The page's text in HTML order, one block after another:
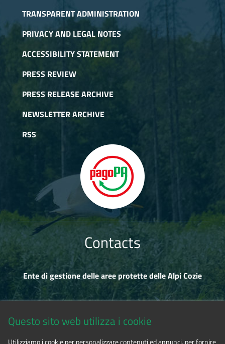
Incarichi ai dipendenti
Organization
Workforce
Personale non a tempo indeterminato
Premi
Tassi di assenza
TRANSPARENT ADMINISTRATION
PRIVACY AND LEGAL NOTES
ACCESSIBILITY STATEMENT
PRESS REVIEW
PRESS RELEASE ARCHIVE
NEWSLETTER ARCHIVE
RSS
Contacts
Ente di gestione delle aree protette delle Alpi Cozie
Via Fransuà Fontan, 1 - 10050 Salbertrand (TO)
Questo sito web utilizza i cookie